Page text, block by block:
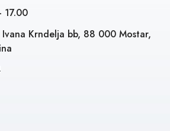
17.00
Krndelja bb, 88 000 Mostar,